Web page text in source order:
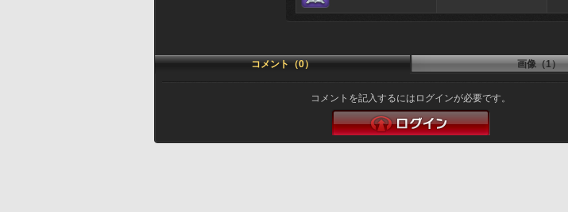
コメント（0） 画像（1）
コメントを記入するにはログインが必要です。